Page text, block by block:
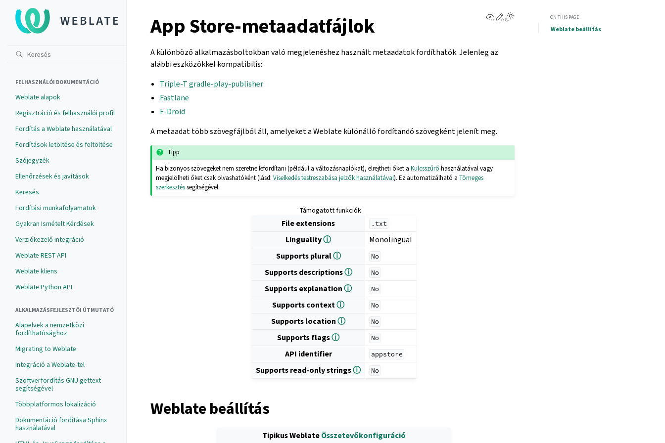
FELHASZNÁLÓI DOKUMENTÁCIÓ
Weblate alapok
Regisztráció és felhasználói profil
Fordítás a Weblate használatával
Fordítások letöltése és feltöltése
Szójegyzék
Ellenőrzések és javítások
Keresés
Fordítási munkafolyamatok
Gyakran Ismételt Kérdések
Verziókezelő integráció
Weblate REST API
Weblate kliens
Weblate Python API
ALKALMAZÁSFEJLESZTŐI ÚTMUTATÓ
Alapelvek a nemzetközi
fordíthatósághoz
Migrating to Weblate
Integráció a Weblate-tel
Szoftverfordítás GNU gettext
segítségével
Többplatformos lokalizáció
Dokumentáció fordítása Sphinx
használatával
View this page
Edit this page
App Store-metaadatfájlok
A különböző alkalmazásboltokban való megjelenéshez használt metaadatok fordíthatók. Jelenleg az
alábbi eszközökkel kompatibilis:
Triple-T gradle-play-publisher
Fastlane
F-Droid
A metaadat több szövegfájlból áll, amelyeket a Weblate különálló fordítandó szövegként jelenít meg.
Tipp
Ha bizonyos szövegeket nem szeretne lefordítani (például a változásnaplókat), elrejtheti őket aKulcsszűrő használatával vagy
megjelölheti őket csak olvashatóként (lásd:Viselkedés testreszabása jelzők használatával). Ez automatizálható aTömeges
szerkesztéssegítségével.
Támogatott funkciók
File extensions .txt
Lingualityⓘ
Monolingual
Supports pluralⓘ No
Supports descriptionsⓘ No
Supports explanationⓘ No
Supports contextⓘ No
Supports locationⓘ No
Supports flagsⓘ No
API identifier appstore
Supports read-only stringsⓘ No
Weblate beállítás
Tipikus WeblateÖsszetevőkonfiguráció
ON THIS PAGE
Weblate beállítás